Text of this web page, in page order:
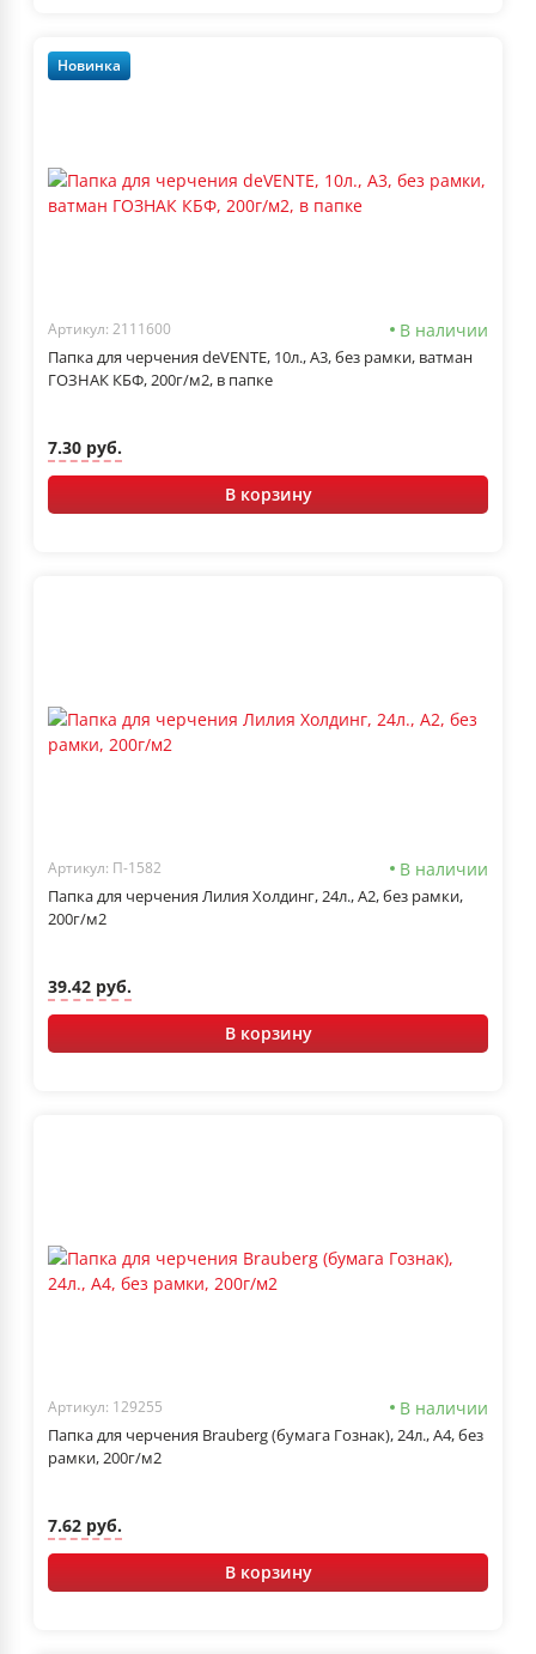
Новинка
Артикул: 2111600 В наличии
Папка для черчения deVENTE, 10л., А3, без рамки, ватман
ГОЗНАК КБФ, 200г/м2, в папке
7.30 руб.
В корзину
Артикул: П-1582 В наличии
Папка для черчения Лилия Холдинг, 24л., А2, без рамки,
200г/м2
39.42 руб.
В корзину
Артикул: 129255 В наличии
Папка для черчения Brauberg (бумага Гознак), 24л., А4, без
рамки, 200г/м2
7.62 руб.
В корзину